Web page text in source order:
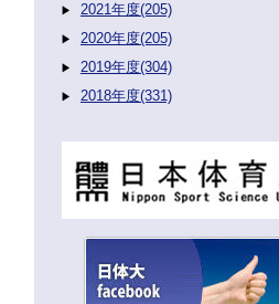
2021年度(205)
2020年度(205)
2019年度(304)
2018年度(331)